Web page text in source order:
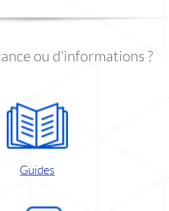
ou d'informations ?
Guides